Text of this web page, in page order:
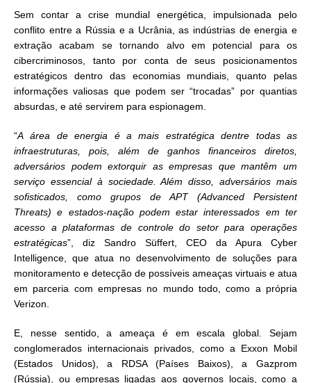
Sem contar a crise mundial energética, impulsionada pelo
conflito entre a Rússia e a Ucrânia, as indústrias de energia e
extração acabam se tornando alvo em potencial para os
cibercriminosos, tanto por conta de seus posicionamentos
estratégicos dentro das economias mundiais, quanto pelas
informações valiosas que podem ser “trocadas” por quantias
absurdas, e até servirem para espionagem.
“A área de energia é a mais estratégica dentre todas as
infraestruturas, pois, além de ganhos financeiros diretos,
adversários podem extorquir as empresas que mantêm um
serviço essencial à sociedade. Além disso, adversários mais
sofisticados, como grupos de APT (Advanced Persistent
Threats) e estados-nação podem estar interessados em ter
acesso a plataformas de controle do setor para operações
estratégicas”, diz Sandro Süffert, CEO da Apura Cyber
Intelligence, que atua no desenvolvimento de soluções para
monitoramento e detecção de possíveis ameaças virtuais e atua
em parceria com empresas no mundo todo, como a própria
Verizon.
E, nesse sentido, a ameaça é em escala global. Sejam
conglomerados internacionais privados, como a Exxon Mobil
(Estados Unidos), a RDSA (Países Baixos), a Gazprom
(Rússia), ou empresas ligadas aos governos locais, como a